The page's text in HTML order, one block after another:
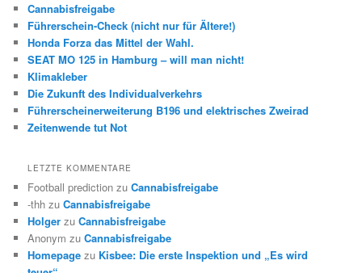
Cannabisfreigabe
Führerschein-Check (nicht nur für Ältere!)
Honda Forza das Mittel der Wahl.
SEAT MO 125 in Hamburg – will man nicht!
Klimakleber
Die Zukunft des Individualverkehrs
Führerscheinerweiterung B196 und elektrisches Zweirad
Zeitenwende tut Not
LETZTE KOMMENTARE
Football prediction zuCannabisfreigabe
-thh zuCannabisfreigabe
Holger zuCannabisfreigabe
Anonym zuCannabisfreigabe
Homepage zu Kisbee: Die erste Inspektion und „Es wird